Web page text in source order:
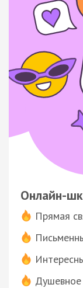
Онлайн-
Прямая